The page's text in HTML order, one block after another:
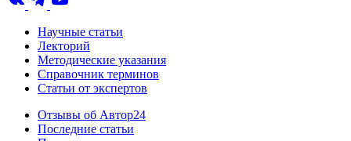
Научные статьи
Лекторий
Методические указания
Справочник терминов
Статьи от экспертов
Отзывы об Автор24
Последние статьи